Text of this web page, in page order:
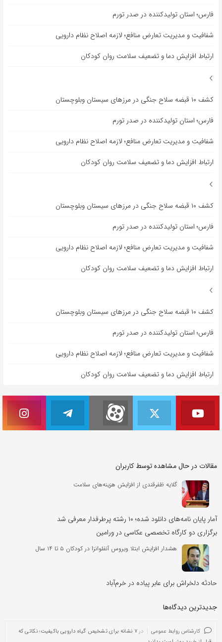
فارس؛ استان تولیدکننده در صدر تورم
شفافیت و مدیریت تعارض منافع؛ لازمه اصلاح نظام دارویی
ارتباط افزایش دما و تضعیف سلامت روان کودکان
کشف ۱۰ قبضه سلاح جنگی در مرزهای سیستان وبلوچستان
فارس؛ استان تولیدکننده در صدر تورم
شفافیت و مدیریت تعارض منافع؛ لازمه اصلاح نظام دارویی
ارتباط افزایش دما و تضعیف سلامت روان کودکان
کشف ۱۰ قبضه سلاح جنگی در مرزهای سیستان وبلوچستان
فارس؛ استان تولیدکننده در صدر تورم
شفافیت و مدیریت تعارض منافع؛ لازمه اصلاح نظام دارویی
ارتباط افزایش دما و تضعیف سلامت روان کودکان
کشف ۱۰ قبضه سلاح جنگی در مرزهای سیستان وبلوچستان
فارس؛ استان تولیدکننده در صدر تورم
شفافیت و مدیریت تعارض منافع؛ لازمه اصلاح نظام دارویی
ارتباط افزایش دما و تضعیف سلامت روان کودکان
مقالات در حال مشاهده توسط کاربران
گلایه ظفرقندی از افزایش هزینه‌های سلامت
آمار پایان نامه‌های دانلود شده؛ ۱۰ رشته پرطرفدار معرفی شد
برگزاری دو کارگاه تخصصی عکاسی در ورامین
هشدار افزایش ابتلا ویروس آنفلوانزا در کودکان ۵ تا ۱۴ سال
حادثه دلخراش برای عابر پیاده در خرم‌آباد
جدیدترین دیدگاه‌‌ها
کارشناس روابط عمومی در
۷ نشانه برای تشخیص گیاه دارویی باکیفیت؛ نکاتی که